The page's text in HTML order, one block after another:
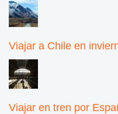
Viajar a Chile en
Viajar en tren por